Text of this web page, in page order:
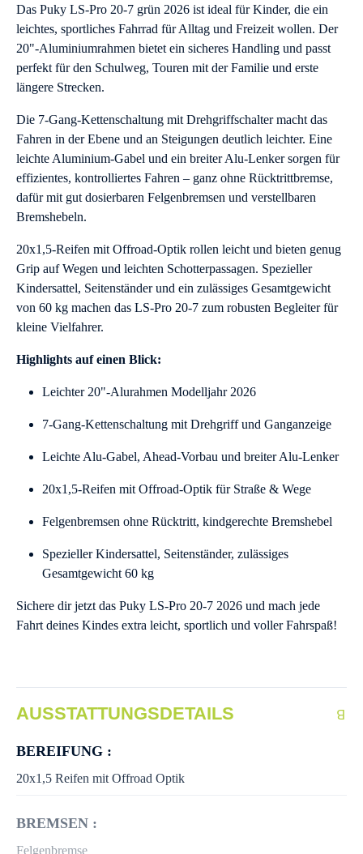
Das Puky LS-Pro 20-7 grün 2026 ist ideal für Kinder, die ein
leichtes, sportliches Fahrrad für Alltag und Freizeit wollen. Der
20"-Aluminiumrahmen bietet ein sicheres Handling und passt
perfekt für den Schulweg, Touren mit der Familie und erste
längere Strecken.
Die 7-Gang-Kettenschaltung mit Drehgriffschalter macht das
Fahren in der Ebene und an Steigungen deutlich leichter. Eine
leichte Aluminium-Gabel und ein breiter Alu-Lenker sorgen für
effizientes, kontrolliertes Fahren – ganz ohne Rücktrittbremse,
dafür mit gut dosierbaren Felgenbremsen und verstellbaren
Bremshebeln.
20x1,5-Reifen mit Offroad-Optik rollen leicht und bieten genug
Grip auf Wegen und leichten Schotterpassagen. Spezieller
Kindersattel, Seitenständer und ein zulässiges Gesamtgewicht
von 60 kg machen das LS-Pro 20-7 zum robusten Begleiter für
kleine Vielfahrer.
Highlights auf einen Blick:
Leichter 20"-Alurahmen Modelljahr 2026
7-Gang-Kettenschaltung mit Drehgriff und Ganganzeige
Leichte Alu-Gabel, Ahead-Vorbau und breiter Alu-Lenker
20x1,5-Reifen mit Offroad-Optik für Straße & Wege
Felgenbremsen ohne Rücktritt, kindgerechte Bremshebel
Spezieller Kindersattel, Seitenständer, zulässiges
Gesamtgewicht 60 kg
Sichere dir jetzt das Puky LS-Pro 20-7 2026 und mach jede
Fahrt deines Kindes extra leicht, sportlich und voller Fahrspaß!
AUSSTATTUNGSDETAILS
BEREIFUNG :
20x1,5 Reifen mit Offroad Optik
BREMSEN :
Felgenbremse